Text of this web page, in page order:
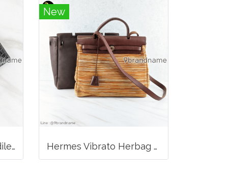
Hermes Ebene Crocodile Bearn Bifold Wallet Palladium
New
Hermes Vibrato Herbag 31 Leather Orange Multicolor